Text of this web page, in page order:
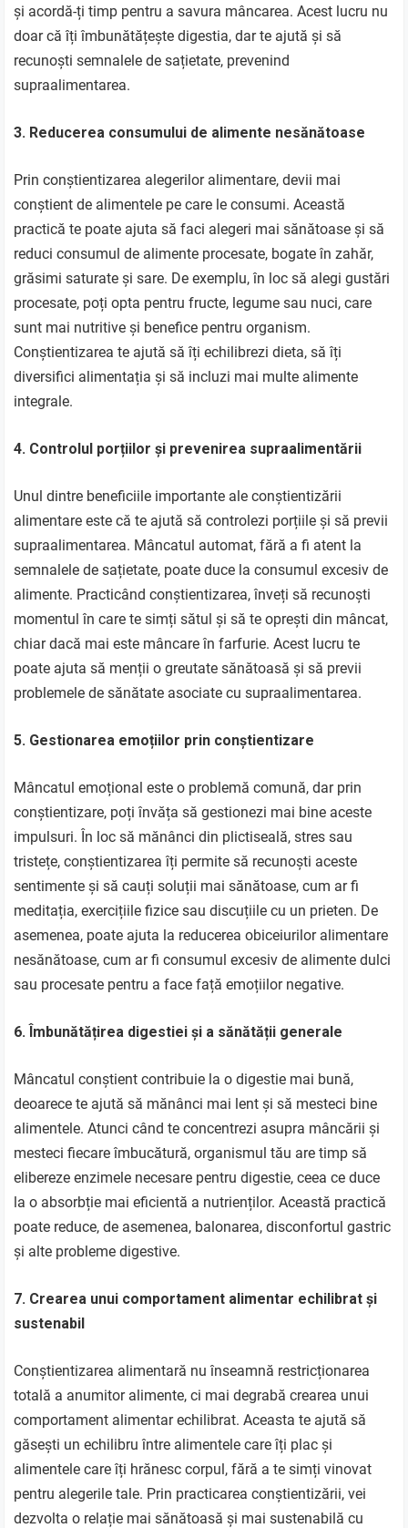
și acordă-ți timp pentru a savura mâncarea. Acest lucru nu
doar că îți îmbunătățește digestia, dar te ajută și să
recunoști semnalele de sațietate, prevenind
supraalimentarea.
3. Reducerea consumului de alimente nesănătoase
Prin conștientizarea alegerilor alimentare, devii mai
conștient de alimentele pe care le consumi. Această
practică te poate ajuta să faci alegeri mai sănătoase și să
reduci consumul de alimente procesate, bogate în zahăr,
grăsimi saturate și sare. De exemplu, în loc să alegi gustări
procesate, poți opta pentru fructe, legume sau nuci, care
sunt mai nutritive și benefice pentru organism.
Conștientizarea te ajută să îți echilibrezi dieta, să îți
diversifici alimentația și să incluzi mai multe alimente
integrale.
4. Controlul porțiilor și prevenirea supraalimentării
Unul dintre beneficiile importante ale conștientizării
alimentare este că te ajută să controlezi porțiile și să previi
supraalimentarea. Mâncatul automat, fără a fi atent la
semnalele de sațietate, poate duce la consumul excesiv de
alimente. Practicând conștientizarea, înveți să recunoști
momentul în care te simți sătul și să te oprești din mâncat,
chiar dacă mai este mâncare în farfurie. Acest lucru te
poate ajuta să menții o greutate sănătoasă și să previi
problemele de sănătate asociate cu supraalimentarea.
5. Gestionarea emoțiilor prin conștientizare
Mâncatul emoțional este o problemă comună, dar prin
conștientizare, poți învăța să gestionezi mai bine aceste
impulsuri. În loc să mănânci din plictiseală, stres sau
tristețe, conștientizarea îți permite să recunoști aceste
sentimente și să cauți soluții mai sănătoase, cum ar fi
meditația, exercițiile fizice sau discuțiile cu un prieten. De
asemenea, poate ajuta la reducerea obiceiurilor alimentare
nesănătoase, cum ar fi consumul excesiv de alimente dulci
sau procesate pentru a face față emoțiilor negative.
6. Îmbunătățirea digestiei și a sănătății generale
Mâncatul conștient contribuie la o digestie mai bună,
deoarece te ajută să mănânci mai lent și să mesteci bine
alimentele. Atunci când te concentrezi asupra mâncării și
mesteci fiecare îmbucătură, organismul tău are timp să
elibereze enzimele necesare pentru digestie, ceea ce duce
la o absorbție mai eficientă a nutrienților. Această practică
poate reduce, de asemenea, balonarea, disconfortul gastric
și alte probleme digestive.
7. Crearea unui comportament alimentar echilibrat și
sustenabil
Conștientizarea alimentară nu înseamnă restricționarea
totală a anumitor alimente, ci mai degrabă crearea unui
comportament alimentar echilibrat. Aceasta te ajută să
găsești un echilibru între alimentele care îți plac și
alimentele care îți hrănesc corpul, fără a te simți vinovat
pentru alegerile tale. Prin practicarea conștientizării, vei
dezvolta o relație mai sănătoasă și mai sustenabilă cu